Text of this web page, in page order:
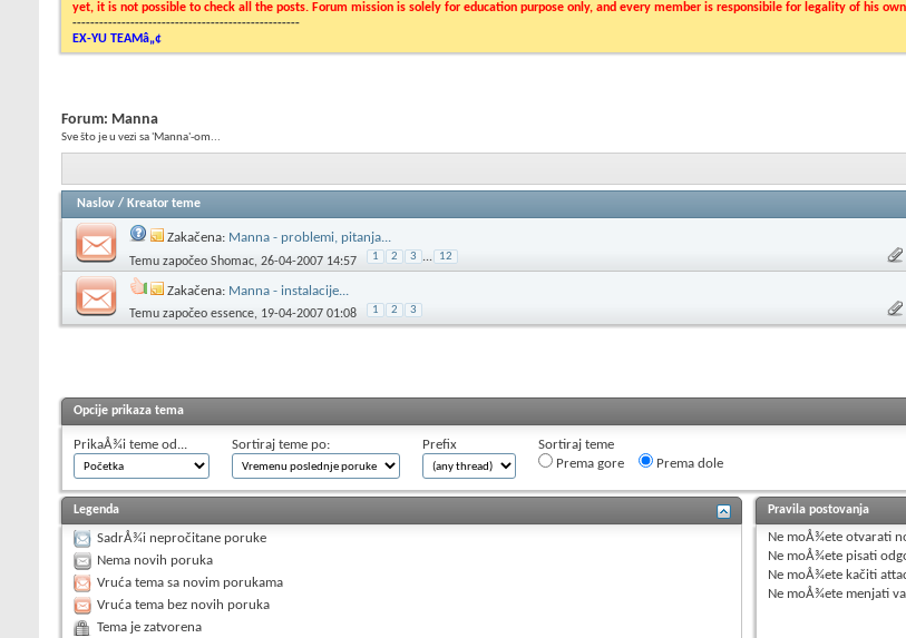
yet, it is not possible to check all the posts. Forum mission is solely for education purpose only, and every member is responsibile for legality of his
---------------------------------------------------
EX-YU TEAMâ„¢
Forum: Manna
Sve što je u vezi sa 'Manna'-om...
Naslov / Kreator teme
Zakačena: Manna - problemi, pitanja...
Temu započeo Shomac, 26-04-2007 14:57 1 2 3 ... 12
Zakačena: Manna - instalacije...
Temu započeo essence, 19-04-2007 01:08 1 2 3
Opcije prikaza tema
PrikaÅ¾i teme od... Sortiraj teme po: Prefix
Sortiraj teme
Prema gore
Prema dole
Legenda
SadrÅ¾i nepročitane poruke
Nema novih poruka
Vruća tema sa novim porukama
Vruća tema bez novih poruka
Tema je zatvorena
Pravila postovanja
Ne moÅ¾ete otvarati
Ne moÅ¾ete pisati
Ne moÅ¾ete kačiti
Ne moÅ¾ete menjati